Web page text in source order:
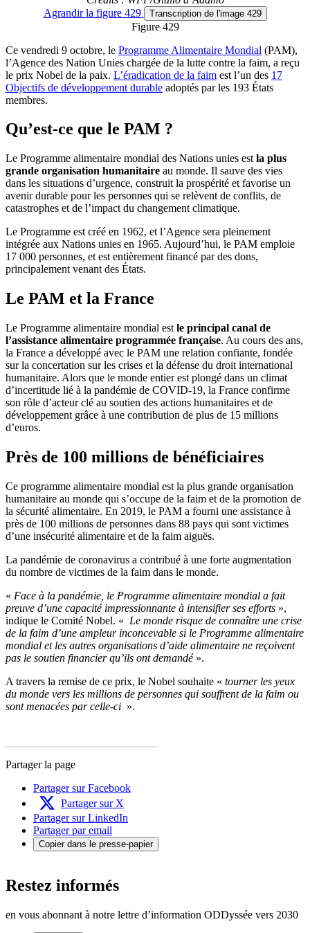
Agrandirla figure 429 Transcription de l'image 429
Figure 429
Ce vendredi 9 octobre, le Programme Alimentaire Mondial (PAM),
l’Agence des Nation Unies chargée de la lutte contre la faim, a reçu
le prix Nobel de la paix. L’éradication de la faim est l’un des 17
Objectifs de développement durable adoptés par les 193 États
membres.
Qu’est-ce que le PAM ?
Le Programme alimentaire mondial des Nations unies est la plus
grande organisation humanitaire au monde. Il sauve des vies
dans les situations d’urgence, construit la prospérité et favorise un
avenir durable pour les personnes qui se relèvent de conflits, de
catastrophes et de l’impact du changement climatique.
Le Programme est créé en 1962, et l’Agence sera pleinement
intégrée aux Nations unies en 1965. Aujourd’hui, le PAM emploie
17 000 personnes, et est entièrement financé par des dons,
principalement venant des États.
Le PAM et la France
Le Programme alimentaire mondial est le principal canal de
l’assistance alimentaire programmée française. Au cours des ans,
la France a développé avec le PAM une relation confiante, fondée
sur la concertation sur les crises et la défense du droit international
humanitaire. Alors que le monde entier est plongé dans un climat
d’incertitude lié à la pandémie de COVID-19, la France confirme
son rôle d’acteur clé au soutien des actions humanitaires et de
développement grâce à une contribution de plus de 15 millions
d’euros.
Près de 100 millions de bénéficiaires
Ce programme alimentaire mondial est la plus grande organisation
humanitaire au monde qui s’occupe de la faim et de la promotion de
la sécurité alimentaire. En 2019, le PAM a fourni une assistance à
près de 100 millions de personnes dans 88 pays qui sont victimes
d’une insécurité alimentaire et de la faim aiguës.
La pandémie de coronavirus a contribué à une forte augmentation
du nombre de victimes de la faim dans le monde.
« Face à la pandémie, le Programme alimentaire mondial a fait
preuve d’une capacité impressionnante à intensifier ses efforts »,
indique le Comité Nobel. « Le monde risque de connaître une crise
de la faim d’une ampleur inconcevable si le Programme alimentaire
mondial et les autres organisations d’aide alimentaire ne reçoivent
pas le soutien financier qu’ils ont demandé».
A travers la remise de ce prix, le Nobel souhaite « tourner les yeux
du monde vers les millions de personnes qui souffrent de la faim ou
sont menacées par celle-ci ».
Partager la page
Partager sur Facebook
Partager sur X
Partager sur LinkedIn
Partager par email
Copier dans le presse-papier
Restez informés
en vous abonnant à notre lettre d’information ODDyssée vers 2030